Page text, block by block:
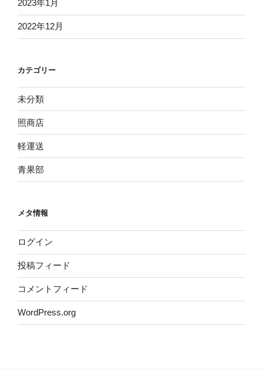
2023年1月
2022年12月
カテゴリー
未分類
照商店
軽運送
青果部
メタ情報
ログイン
投稿フィード
コメントフィード
WordPress.org